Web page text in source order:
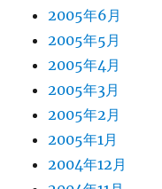
2005年6月
2005年5月
2005年4月
2005年3月
2005年2月
2005年1月
2004年12月